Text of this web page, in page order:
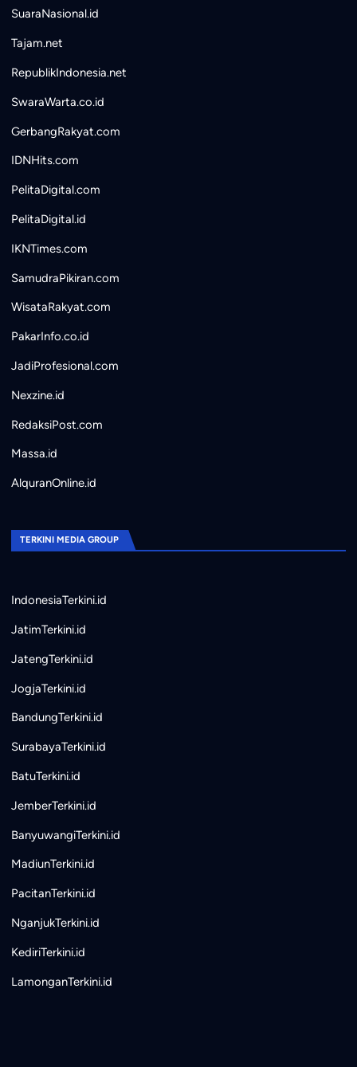
SuaraNasional.id
Tajam.net
RepublikIndonesia.net
SwaraWarta.co.id
GerbangRakyat.com
IDNHits.com
PelitaDigital.com
PelitaDigital.id
IKNTimes.com
SamudraPikiran.com
WisataRakyat.com
PakarInfo.co.id
JadiProfesional.com
Nexzine.id
RedaksiPost.com
Massa.id
AlquranOnline.id
TERKINI MEDIA GROUP
IndonesiaTerkini.id
JatimTerkini.id
JatengTerkini.id
JogjaTerkini.id
BandungTerkini.id
SurabayaTerkini.id
BatuTerkini.id
JemberTerkini.id
BanyuwangiTerkini.id
MadiunTerkini.id
PacitanTerkini.id
NganjukTerkini.id
KediriTerkini.id
LamonganTerkini.id